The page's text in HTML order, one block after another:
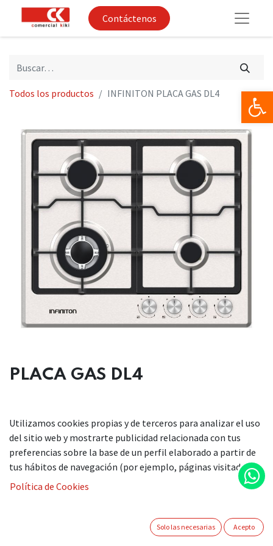
Contáctenos
Todos los productos INFINITON PLACA GAS DL4
PLACA GAS DL4
DESCRIPCIÓN
Ancho (mm): 600
Color: Acero inoxidable
Diseño: Integrado
Fondo (mm): 510 mm
Utilizamos cookies propias y de terceros para analizar el uso
del sitio web y mostrarte publicidad relacionada con tus
preferencias sobre la base de un perfil elaborado a partir de
tus hábitos de navegación (por ejemplo, páginas visitadas).
Política de Cookies
Solo las necesarias Acepto